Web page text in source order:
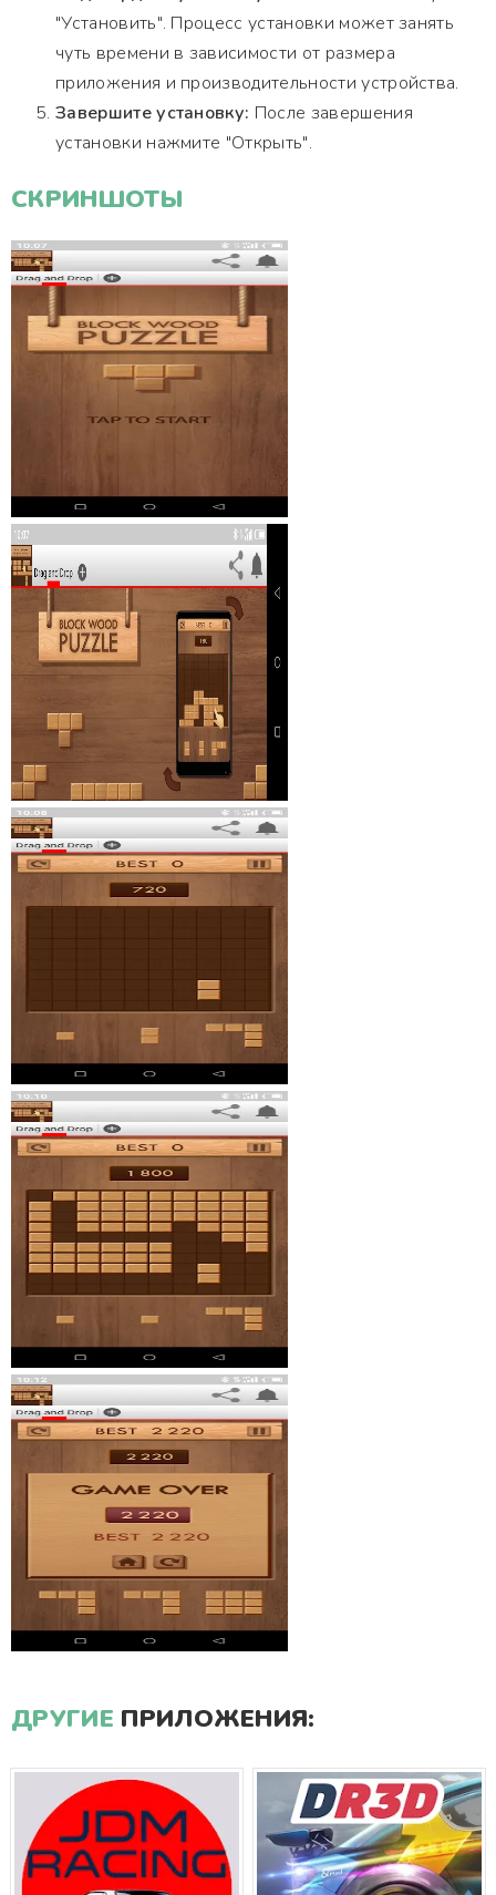
"Установить". Процесс установки может занять
чуть времени в зависимости от размера
приложения и производительности устройства.
Завершите установку: После завершения
установки нажмите "Открыть".
СКРИНШОТЫ
ДРУГИЕ ПРИЛОЖЕНИЯ: